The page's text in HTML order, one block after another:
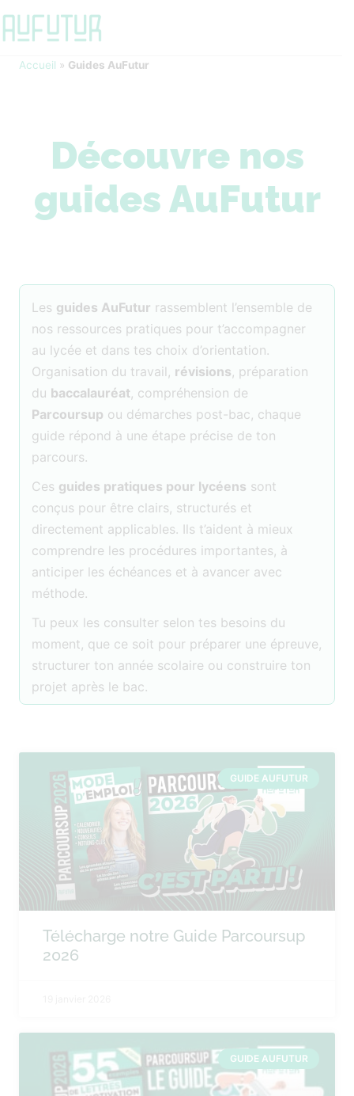
Accueil » Guides AuFutur
Découvre nos
guides AuFutur
Les guides AuFutur rassemblent l’ensemble de
nos ressources pratiques pour t’accompagner
au lycée et dans tes choix d’orientation.
Organisation du travail, révisions, préparation
du baccalauréat, compréhension de
Parcoursup ou démarches post-bac, chaque
guide répond à une étape précise de ton
parcours.
Ces guides pratiques pour lycéens sont
conçus pour être clairs, structurés et
directement applicables. Ils t’aident à mieux
comprendre les procédures importantes, à
anticiper les échéances et à avancer avec
méthode.
Tu peux les consulter selon tes besoins du
moment, que ce soit pour préparer une épreuve,
structurer ton année scolaire ou construire ton
projet après le bac.
GUIDE AUFUTUR
Télécharge notre Guide Parcoursup
2026
GUIDE AUFUTUR